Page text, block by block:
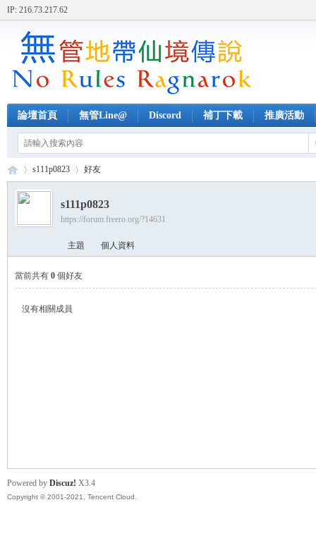
IP: 216.73.217.62
論壇首頁 無管Line@ Discord 補丁下載 推廣活動
›
s111p0823 好友
s111p0823
https://forum.freero.org/?14631
主題 個人資料
當前共有 0 個好友
沒有相關成員
Powered by Discuz! X3.4
Copyright © 2001-2021, Tencent Cloud.